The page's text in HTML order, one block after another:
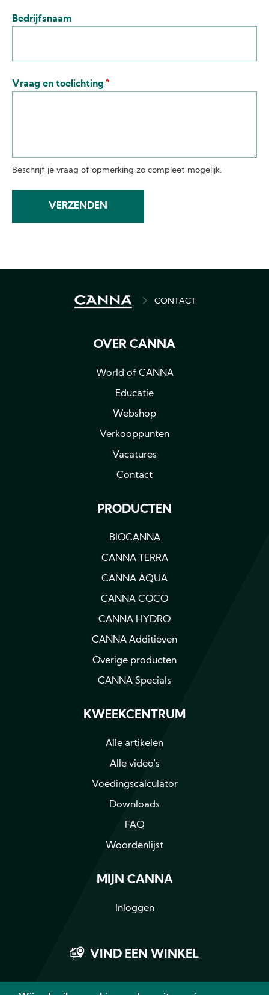
Bedrijfsnaam
Vraag en toelichting
Beschrijf je vraag of opmerking zo compleet mogelijk.
BREADCRUMBCONTACT
OVER CANNA
World of CANNA
Educatie
Webshop
Verkooppunten
Vacatures
Contact
PRODUCTEN
BIOCANNA
CANNA TERRA
CANNA AQUA
CANNA COCO
CANNA HYDRO
CANNA Additieven
Overige producten
CANNA Specials
KWEEKCENTRUM
Alle artikelen
Alle video's
Voedingscalculator
Downloads
FAQ
Woordenlijst
MIJN CANNA
Inloggen
VIND EEN WINKEL